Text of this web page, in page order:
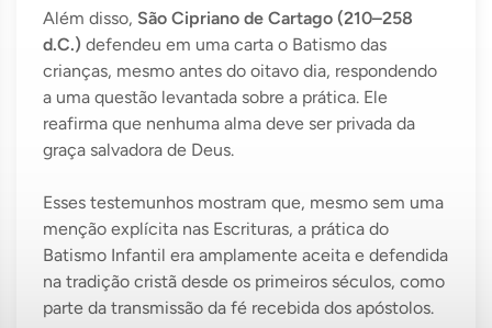
Além disso, São Cipriano de Cartago (210–258
d.C.) defendeu em uma carta o Batismo das
crianças, mesmo antes do oitavo dia, respondendo
a uma questão levantada sobre a prática. Ele
reafirma que nenhuma alma deve ser privada da
graça salvadora de Deus.
Esses testemunhos mostram que, mesmo sem uma
menção explícita nas Escrituras, a prática do
Batismo Infantil era amplamente aceita e defendida
na tradição cristã desde os primeiros séculos, como
parte da transmissão da fé recebida dos apóstolos.